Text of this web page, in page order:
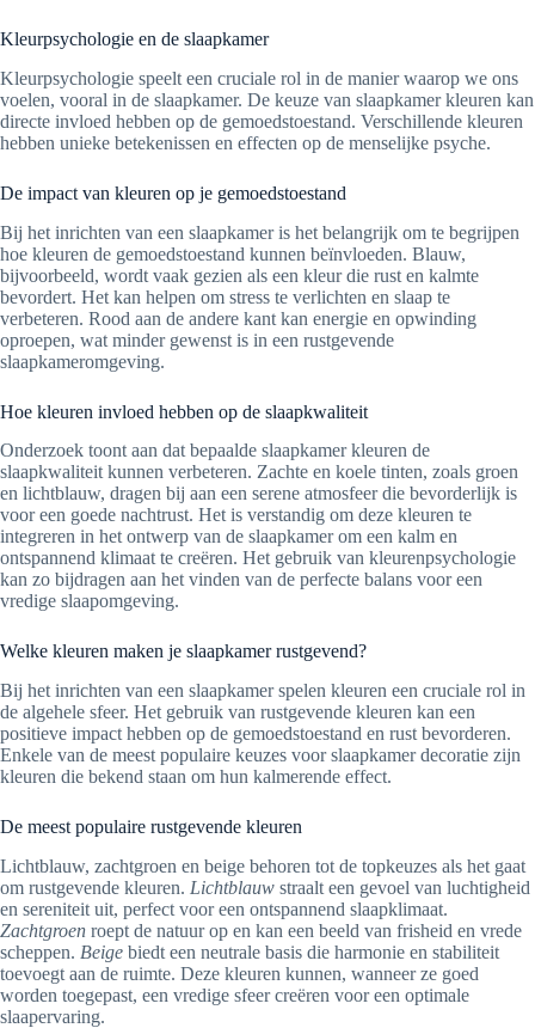
Kleurpsychologie en de slaapkamer
Kleurpsychologie speelt een cruciale rol in de manier waarop we ons
voelen, vooral in de slaapkamer. De keuze van slaapkamer kleuren kan
directe invloed hebben op de gemoedstoestand. Verschillende kleuren
hebben unieke betekenissen en effecten op de menselijke psyche.
De impact van kleuren op je gemoedstoestand
Bij het inrichten van een slaapkamer is het belangrijk om te begrijpen
hoe kleuren de gemoedstoestand kunnen beïnvloeden. Blauw,
bijvoorbeeld, wordt vaak gezien als een kleur die rust en kalmte
bevordert. Het kan helpen om stress te verlichten en slaap te
verbeteren. Rood aan de andere kant kan energie en opwinding
oproepen, wat minder gewenst is in een rustgevende
slaapkameromgeving.
Hoe kleuren invloed hebben op de slaapkwaliteit
Onderzoek toont aan dat bepaalde slaapkamer kleuren de
slaapkwaliteit kunnen verbeteren. Zachte en koele tinten, zoals groen
en lichtblauw, dragen bij aan een serene atmosfeer die bevorderlijk is
voor een goede nachtrust. Het is verstandig om deze kleuren te
integreren in het ontwerp van de slaapkamer om een kalm en
ontspannend klimaat te creëren. Het gebruik van kleurenpsychologie
kan zo bijdragen aan het vinden van de perfecte balans voor een
vredige slaapomgeving.
Welke kleuren maken je slaapkamer rustgevend?
Bij het inrichten van een slaapkamer spelen kleuren een cruciale rol in
de algehele sfeer. Het gebruik van rustgevende kleuren kan een
positieve impact hebben op de gemoedstoestand en rust bevorderen.
Enkele van de meest populaire keuzes voor slaapkamer decoratie zijn
kleuren die bekend staan om hun kalmerende effect.
De meest populaire rustgevende kleuren
Lichtblauw, zachtgroen en beige behoren tot de topkeuzes als het gaat
om rustgevende kleuren. Lichtblauw straalt een gevoel van luchtigheid
en sereniteit uit, perfect voor een ontspannend slaapklimaat.
Zachtgroen roept de natuur op en kan een beeld van frisheid en vrede
scheppen. Beige biedt een neutrale basis die harmonie en stabiliteit
toevoegt aan de ruimte. Deze kleuren kunnen, wanneer ze goed
worden toegepast, een vredige sfeer creëren voor een optimale
slaapervaring.